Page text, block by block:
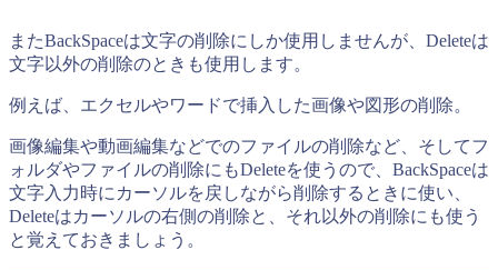
またBackSpaceは文字の削除にしか使用しませんが、Deleteは
文字以外の削除のときも使用します。
例えば、エクセルやワードで挿入した画像や図形の削除。
画像編集や動画編集などでのファイルの削除など、そしてフ
ォルダやファイルの削除にもDeleteを使うので、BackSpaceは
文字入力時にカーソルを戻しながら削除するときに使い、
Deleteはカーソルの右側の削除と、それ以外の削除にも使う
と覚えておきましょう。